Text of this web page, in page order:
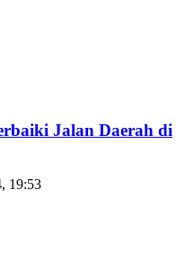
Jalan Daerah di
19:53